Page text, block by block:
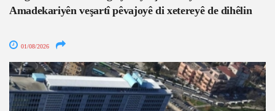
Amadekariyên veşartî pêvajoyê di xetereyê de dihêlin
01/08/2026